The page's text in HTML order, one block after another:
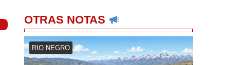
OTRAS NOTAS
RIO NEGRO